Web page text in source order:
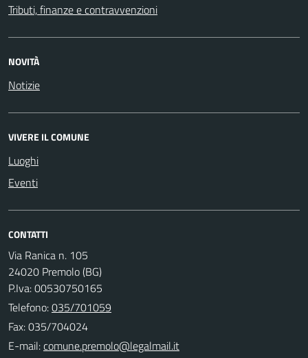
Tributi, finanze e contravvenzioni
NOVITÀ
Notizie
VIVERE IL COMUNE
Luoghi
Eventi
CONTATTI
Via Ranica n. 105
24020 Premolo (BG)
P.Iva: 00530750165
Telefono:035/701059
Fax: 035/704024
E-mail: